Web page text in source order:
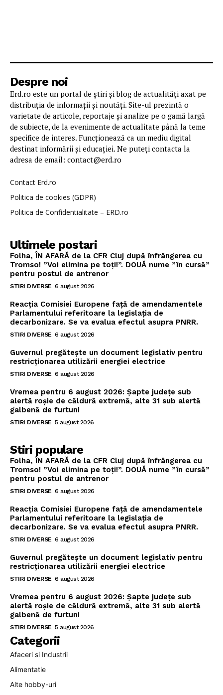
Despre noi
Erd.ro este un portal de știri și blog de actualități axat pe
distribuția de informații și noutăți. Site-ul prezintă o
varietate de articole, reportaje și analize pe o gamă largă
de subiecte, de la evenimente de actualitate până la teme
specifice de interes. Funcționează ca un mediu digital
destinat informării și educației. Ne puteți contacta la
adresa de email: contact@erd.ro
Contact Erd.ro
Politica de cookies (GDPR)
Politica de Confidentialitate – ERD.ro
Ultimele postari
Folha, ÎN AFARĂ de la CFR Cluj după înfrângerea cu
Tromso! ”Voi elimina pe toți!”. DOUĂ nume ”în cursă”
pentru postul de antrenor
STIRI DIVERSE 6 august 2026
Reacția Comisiei Europene față de amendamentele
Parlamentului referitoare la legislația de
decarbonizare. Se va evalua efectul asupra PNRR.
STIRI DIVERSE 6 august 2026
Guvernul pregătește un document legislativ pentru
restricționarea utilizării energiei electrice
STIRI DIVERSE 6 august 2026
Vremea pentru 6 august 2026: Șapte județe sub
alertă roșie de căldură extremă, alte 31 sub alertă
galbenă de furtuni
STIRI DIVERSE 5 august 2026
Stiri populare
Folha, ÎN AFARĂ de la CFR Cluj după înfrângerea cu
Tromso! ”Voi elimina pe toți!”. DOUĂ nume ”în cursă”
pentru postul de antrenor
STIRI DIVERSE 6 august 2026
Reacția Comisiei Europene față de amendamentele
Parlamentului referitoare la legislația de
decarbonizare. Se va evalua efectul asupra PNRR.
STIRI DIVERSE 6 august 2026
Guvernul pregătește un document legislativ pentru
restricționarea utilizării energiei electrice
STIRI DIVERSE 6 august 2026
Vremea pentru 6 august 2026: Șapte județe sub
alertă roșie de căldură extremă, alte 31 sub alertă
galbenă de furtuni
STIRI DIVERSE 5 august 2026
Categorii
Afaceri si Industrii
Alimentatie
Alte hobby-uri